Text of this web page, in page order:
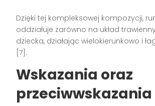
Dzięki tej kompleksowej kompozycji,
oddziałuje zarówno na układ
dziecka, działając wielokierunkowo i
[7].
Wskazania oraz
przeciwwskazania